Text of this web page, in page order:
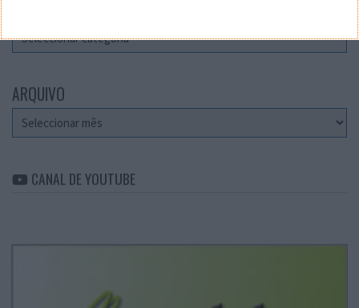
ARQUIVO
Arquivo
CANAL DE YOUTUBE